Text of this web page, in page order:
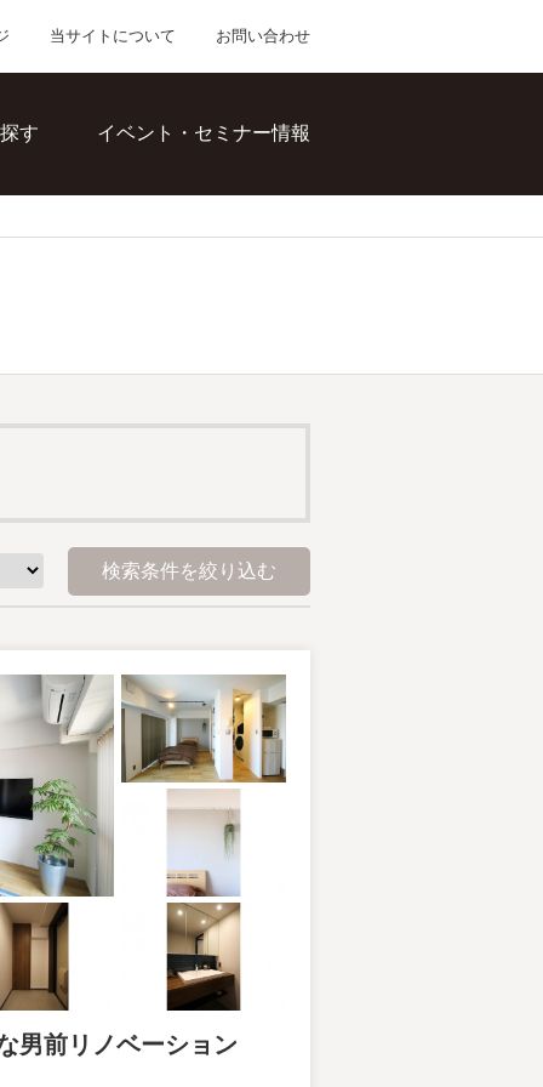
当サイトについて お問い合わせ
す イベント・セミナー情報
検索条件を絞り込む
男前リノベーション